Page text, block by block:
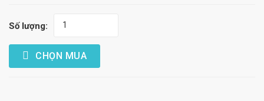
Số lượng:
CHỌN MUA